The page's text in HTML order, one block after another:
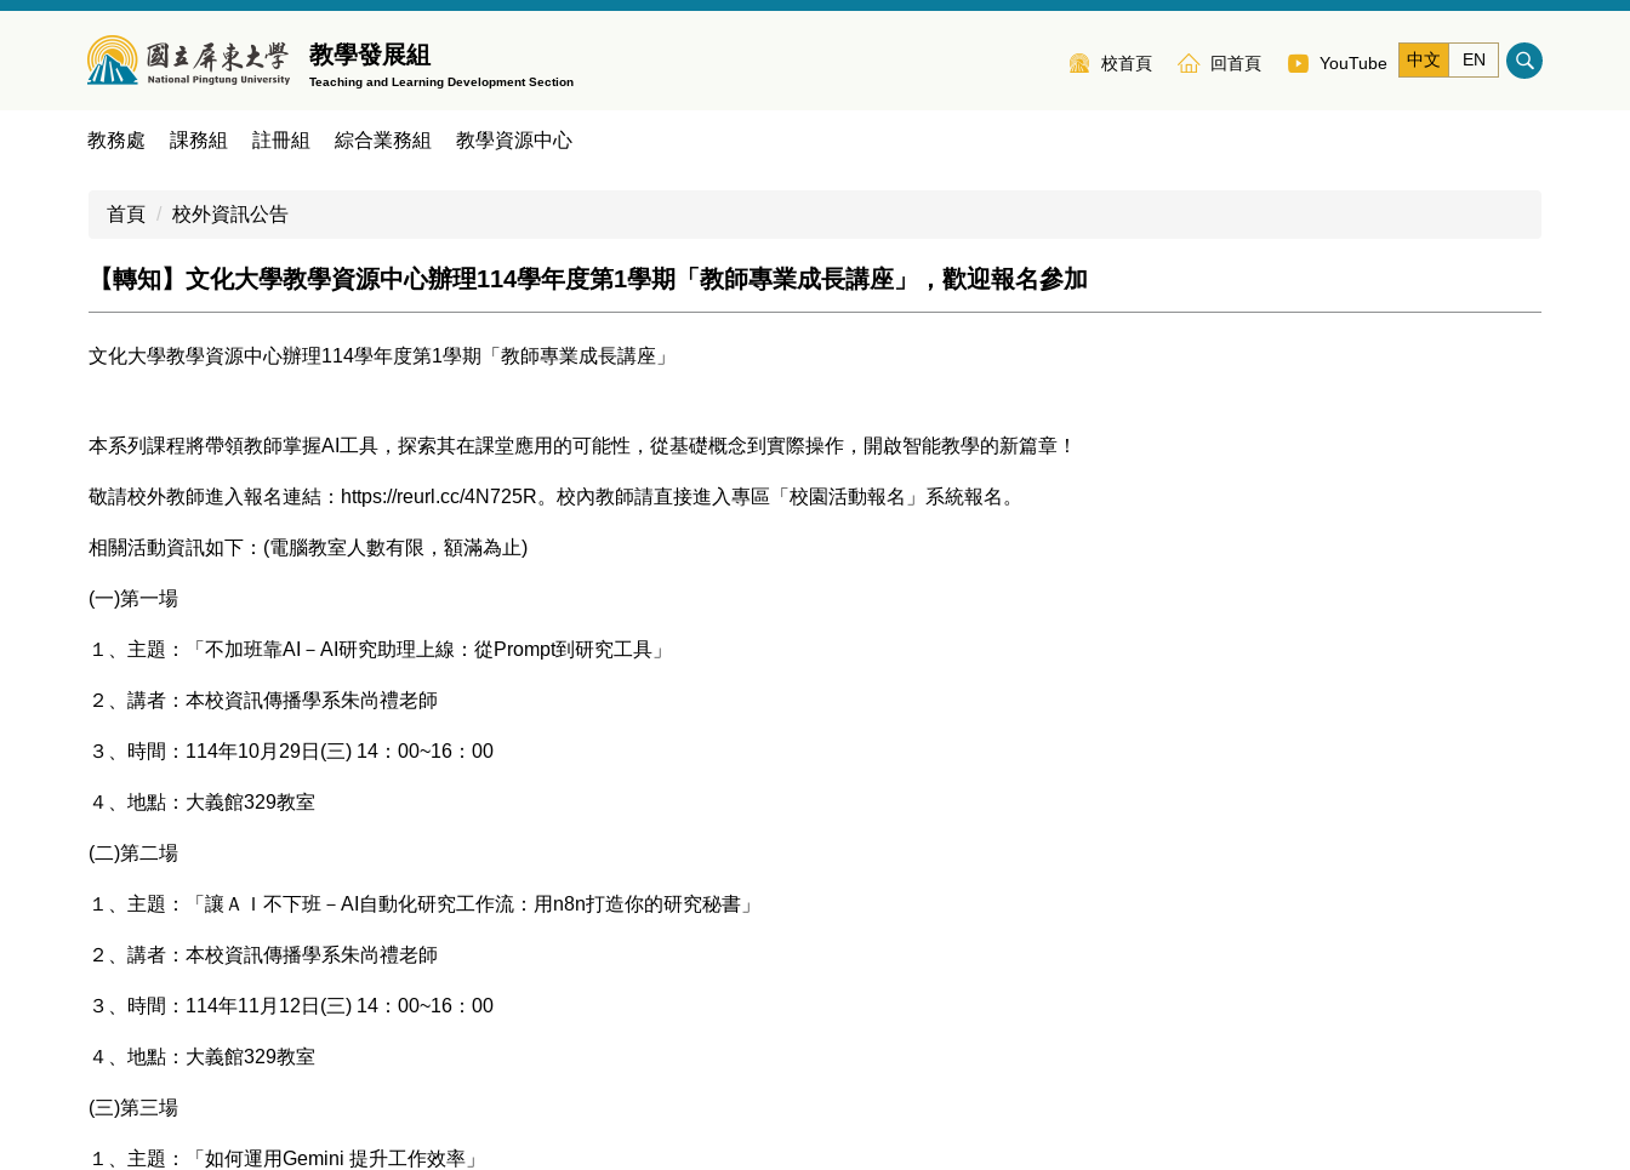
教學發展組
Teaching and Learning Development Section
校首頁 回首頁 YouTube 中文 EN
教務處 課務組 註冊組 綜合業務組 教學資源中心
首頁 校外資訊公告
【轉知】文化大學教學資源中心辦理114學年度第1學期「教師專業成長講座」，歡迎報名參加
文化大學教學資源中心辦理114學年度第1學期「教師專業成長講座」
本系列課程將帶領教師掌握AI工具，探索其在課堂應用的可能性，從基礎概念到實際操作，開啟智能教學的新篇章！
敬請校外教師進入報名連結： https://reurl.cc/4N725R。校內教師請直接進入專區「校園活動報名」系統報名。
相關活動資訊如下：(電腦教室人數有限，額滿為止)
(一)第一場
１、主題：「不加班靠AI－AI研究助理上線：從Prompt到研究工具」
２、講者：本校資訊傳播學系朱尚禮老師
３、時間：114年10月29日(三) 14：00~16：00
４、地點：大義館329教室
(二)第二場
１、主題：「讓ＡＩ不下班－AI自動化研究工作流：用n8n打造你的研究秘書」
２、講者：本校資訊傳播學系朱尚禮老師
３、時間：114年11月12日(三) 14：00~16：00
４、地點：大義館329教室
(三)第三場
１、主題：「如何運用Gemini 提升工作效率」